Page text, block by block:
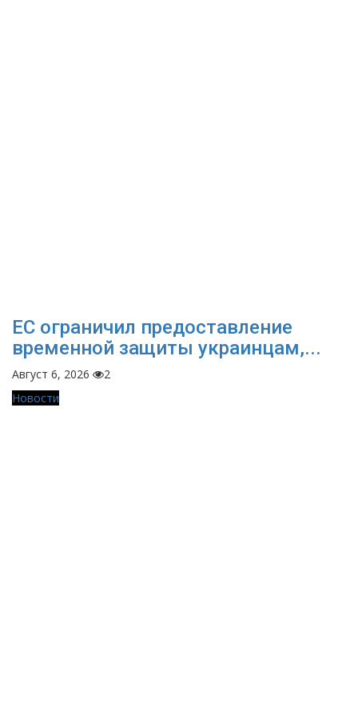
ЕС ограничил предоставление
временной защиты украинцам,...
Август 6, 2026
2
Новости